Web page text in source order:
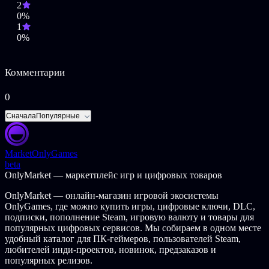
восстановление волшебной энергии можно ускорить при
помощи золотой рыбки! Если на экране вы видите водоем –
ищите золотую рыбку, которая добавит вам энергии для
новых побед!
долгожданную встречу с домом!
2
0%
1
0%
Комментарии
0
СначалаПопулярные
MarketOnlyGames
beta
OnlyMarket — маркетплейс игр и цифровых товаров
OnlyMarket — онлайн-магазин игровой экосистемы
OnlyGames, где можно купить игры, цифровые ключи, DLC,
подписки, пополнение Steam, игровую валюту и товары для
популярных цифровых сервисов. Мы собираем в одном месте
удобный каталог для ПК-геймеров, пользователей Steam,
любителей инди-проектов, новинок, предзаказов и
популярных релизов.